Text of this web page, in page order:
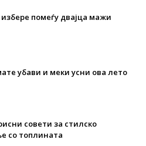
избере помеѓу двајца мажи
убави и меки усни ова лето
совети за стилско
со топлината